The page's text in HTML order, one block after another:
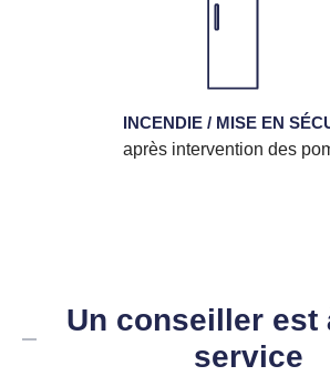
INCENDIE / MISE EN
après intervention des
Un conseiller est
service